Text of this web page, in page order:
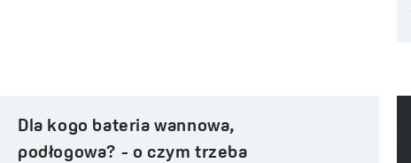
Co łączy zawór hydrauliczny
z armaturą…odpowiedź jest